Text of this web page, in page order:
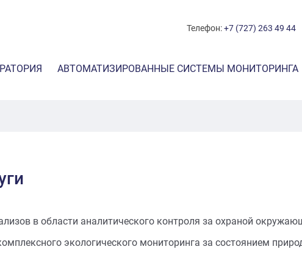
Телефон:+7 (727) 263 49 44
АВТОМАТИЗИРОВАННЫЕ СИСТЕМЫ МОНИТОРИНГА
в области аналитического контроля за охраной
экологического мониторинга за состоянием